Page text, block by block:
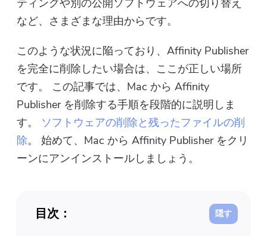
ティングや別の公開ソフトウェアへの切り替え
など、さまざまな理由からです。
このような状況に陥っており、Affinity Publisher
を完全に削除したい場合は、ここが正しい場所
です。 この記事では、Mac から Affinity
Publisher を削除する手順を段階的に説明しま
す。 ソフトウェアの削除と残ったファイルの削
除。 始めて、Mac から Affinity Publisher をクリ
ーンにアンインストールしましょう。
目次：